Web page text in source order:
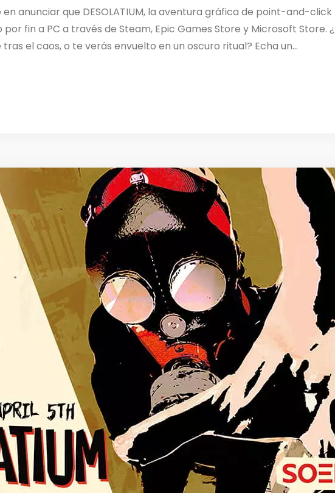
en anunciar que DESOLATIUM, la aventura gráfica de point-and-
fin a PC a través de Steam, Epic Games Store y Microsoft
el caos, o te verás envuelto en un oscuro ritual? Echa un...